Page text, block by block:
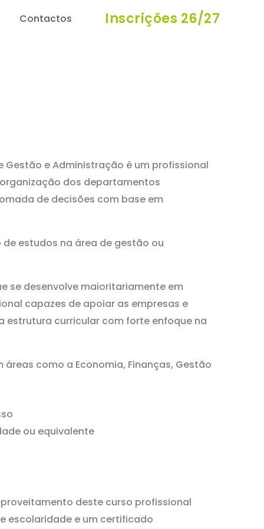
Contactos Inscrições 26/27
Gestão e Administração é um profissional
dos departamentos
de decisões com base em
estudos na área de gestão ou
se desenvolve maioritariamente em
capazes de apoiar as empresas e
estrutura curricular com forte enfoque na
como a Economia, Finanças, Gestão
ou equivalente
deste curso profissional
escolaridade e um certificado